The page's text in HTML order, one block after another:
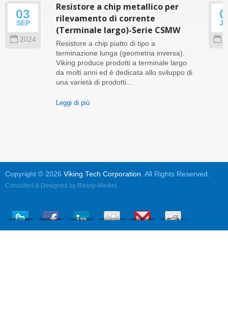
03
SEP
2024
Resistore a chip metallico per
rilevamento di corrente
(Terminale largo)-Serie CSMW
Resistore a chip piatto di tipo a
terminazione lunga (geometria inversa).
Viking produce prodotti a terminale largo
da molti anni ed è dedicata allo sviluppo di
una varietà di prodotti...
Leggi di più
Copyright © 2026 Viking Tech Corporation . All Rights Reserved.
Consulted & Designed by Ready-Market